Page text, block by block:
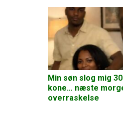
Min søn slog mig
kone… næste
overraskelse